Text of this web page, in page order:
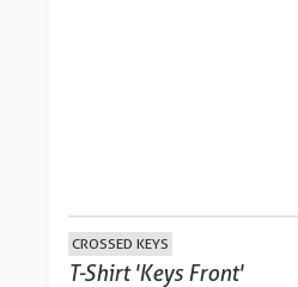
CROSSED KEYS
T-Shirt 'Keys Front'